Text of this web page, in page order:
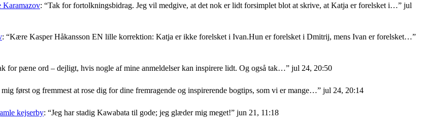
Karamazov: “Tak for fortolkningsbidrag. Jeg vil medgive, at det nok er lidt forsimplet blot at skrive, at Katja er forelsket i…” jul
: “Kære Kasper Håkansson EN lille korrektion: Katja er ikke forelsket i Ivan.Hun er forelsket i Dmitrij, mens Ivan er forelsket…”
for pæne ord – dejligt, hvis nogle af mine anmeldelser kan inspirere lidt. Og også tak…” jul 24, 20:50
først og fremmest at rose dig for dine fremragende og inspirerende bogtips, som vi er mange…” jul 24, 20:14
kejserby: “Jeg har stadig Kawabata til gode; jeg glæder mig meget!” jun 21, 11:18